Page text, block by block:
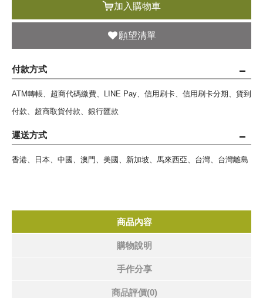
加入購物車
願望清單
付款方式
ATM轉帳、超商代碼繳費、LINE Pay、信用刷卡、信用刷卡分期、貨到
付款、超商取貨付款、銀行匯款
運送方式
香港、日本、中國、澳門、美國、新加坡、馬來西亞、台灣、台灣離島
商品內容
購物說明
手作分享
商品評價(0)